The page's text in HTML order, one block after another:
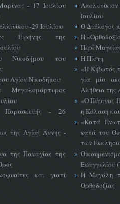
- 17 Ιουλίου
-29 Ιουλίου
Ειρήνης της
Νικοδήμου του
Αγίου Νικοδήμου
Μεγαλομάρτυρος
Παρασκευής - 26
της Αγίας Άννης -
της Παναγίας της
και γιατί
Ιουλίου
Ο Διάλογος
Η
Περί
Η Πίστη
«H Κιβωτός
για μία
Αλήθεια της
«Ο Πύρινος
η Κόλαση
«Κατά
κατά του
των
Ευαγγελίου
Η Μεγάλη
Ορθοδοξίας